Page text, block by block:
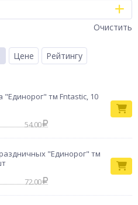
Очистить
Цене
Рейтингу
"Единорог" тм Fntastic, 10
54.00
"Единорог" тм
72.00